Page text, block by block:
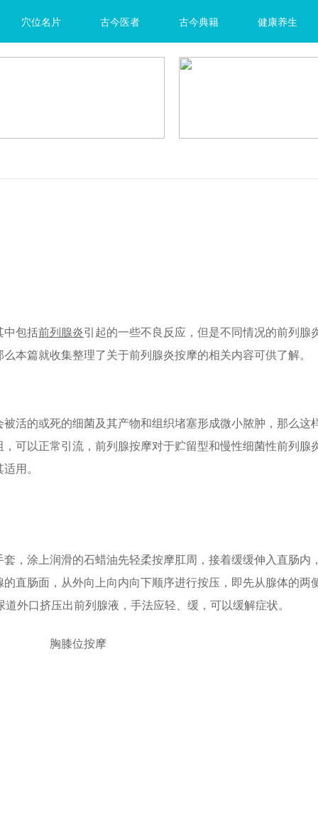
穴位名片 古今医者 古今典籍 健康养生
中包括前列腺炎引起的一些不良反应，但是不同情况的前列腺
本篇就收集整理了关于前列腺炎按摩的相关内容可供了解。
活的或死的细菌及其产物和组织堵塞形成微小脓肿，那么这
可以正常引流，前列腺按摩对于贮留型和慢性细菌性前列腺
用。
，涂上润滑的石蜡油先轻柔按摩肛周，接着缓缓伸入直肠内
直肠面，从外向上向内向下顺序进行按压，即先从腺体的两
外口挤压出前列腺液，手法应轻、缓，可以缓解症状。